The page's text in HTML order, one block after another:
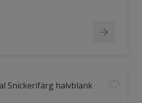
Snickerifärg halvblank